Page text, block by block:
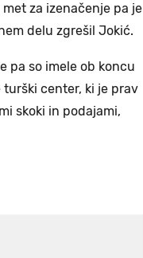
za izenačenje pa je
delu zgrešil Jokić.
pa so imele ob koncu
center, ki je prav
skoki in podajami,